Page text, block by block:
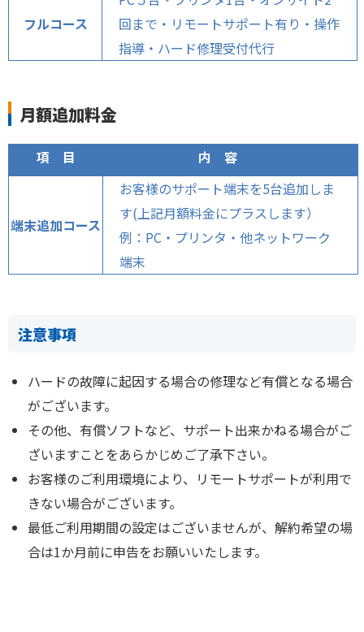
フルコース
回まで・リモートサポート有り・操作
指導・ ハード修理受付代行
月額追加料金
項 目 内 容
端末追加コース
お客様のサポート端末を5台追加しま
す(上記月額料金にプラスします）
例：PC・プリンタ・他ネットワーク
端末
注意事項
ハードの故障に起因する場合の修理など有償となる場合
がございます。
その他、有償ソフトなど、サポート出来かねる場合がご
ざいますことをあらかじめご了承下さい。
お客様のご利用環境により、リモートサポートが利用で
きない場合がございます。
最低ご利用期間の設定はございませんが、解約希望の場
合は1か月前に申告をお願いいたします。